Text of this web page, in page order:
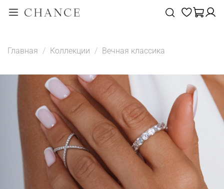
Главная Коллекции Вечная классика